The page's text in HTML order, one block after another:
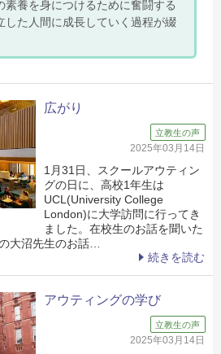
素養を身につけるために奮闘する
した人間に成長していく過程が綴
広がり
立教生の声
2025年03月14日
1月31日、スクールアウティン
グの日に、高校1年生は
UCL(University College
London)に大学訪問に行ってき
ました。在校生のお話を聞いた
大沼先生のお話…
続きを読む
アウティングの学び
立教生の声
2025年03月14日